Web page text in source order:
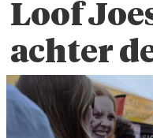
Loof
achter